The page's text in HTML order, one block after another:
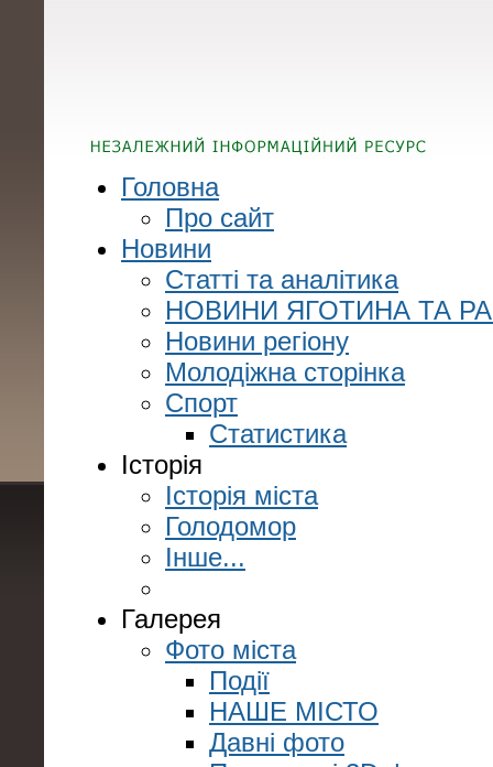
Головна
Про сайт
Новини
Статті та аналітика
НОВИНИ ЯГОТИНА ТА
Новини регіону
Молодіжна сторінка
Спорт
Статистика
Історія
Історія міста
Голодомор
Інше...
Галерея
Фото міста
Події
НАШЕ МІСТО
Давні фото